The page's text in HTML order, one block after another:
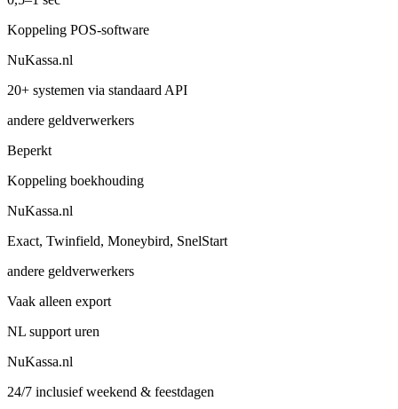
Koppeling POS-software
NuKassa.nl
20+ systemen via standaard API
andere geldverwerkers
Beperkt
Koppeling boekhouding
NuKassa.nl
Exact, Twinfield, Moneybird, SnelStart
andere geldverwerkers
Vaak alleen export
NL support uren
NuKassa.nl
24/7 inclusief weekend & feestdagen